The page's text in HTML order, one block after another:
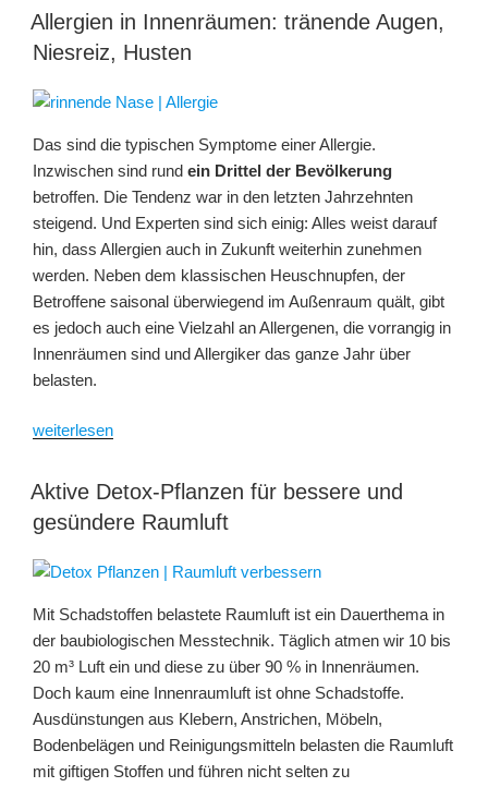
–
Weichmacher,
PCB
Pestizide
die
Fruchtbarkeit
schädigen“
Allergien in Innenräumen: tränende Augen,
Niesreiz, Husten
Das sind die typischen Symptome einer Allergie.
Inzwischen sind rund ein Drittel der Bevölkerung
betroffen. Die Tendenz war in den letzten Jahrzehnten
steigend. Und Experten sind sich einig: Alles weist darauf
hin, dass Allergien auch in Zukunft weiterhin zunehmen
werden. Neben dem klassischen Heuschnupfen, der
Betroffene saisonal überwiegend im Außenraum quält, gibt
es jedoch auch eine Vielzahl an Allergenen, die vorrangig in
Innenräumen sind und Allergiker das ganze Jahr über
belasten.
„Allergien
Innenräumen:
Augen,
Niesreiz,
weiterlesen
Aktive Detox-Pflanzen für bessere und
gesündere Raumluft
Mit Schadstoffen belastete Raumluft ist ein Dauerthema in
der baubiologischen Messtechnik. Täglich atmen wir 10 bis
20 m³ Luft ein und diese zu über 90 % in Innenräumen.
Doch kaum eine Innenraumluft ist ohne Schadstoffe.
Ausdünstungen aus Klebern, Anstrichen, Möbeln,
Bodenbelägen und Reinigungsmitteln belasten die Raumluft
mit giftigen Stoffen und führen nicht selten zu